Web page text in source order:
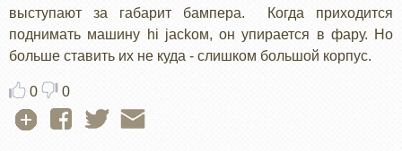
выступают за габарит бампера. Когда приходится
поднимать машину hi jackом, он упирается в фару. Но
больше ставить их не куда - слишком большой корпус.
0 0